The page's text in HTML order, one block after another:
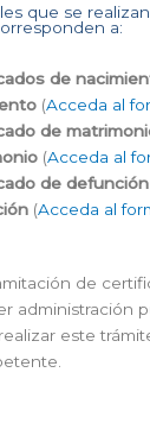
que se
a:
de
(Acceda al
de
(Acceda al
de
(Acceda al
de
administración
este